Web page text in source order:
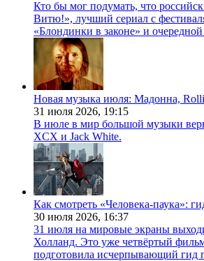
Кто бы мог подумать, что
Витю!», лучший сериал с
«Блондинки в законе» и
Новая музыка июля: Мадонна,
31 июля 2026, 19:15
В июле в мир большой музыки
XCX и Jack White.
Как смотреть «Человека-паука»:
30 июля 2026, 16:37
31 июля на мировые экраны
Холланд. Это уже четвёртый
подготовила исчерпывающий гид